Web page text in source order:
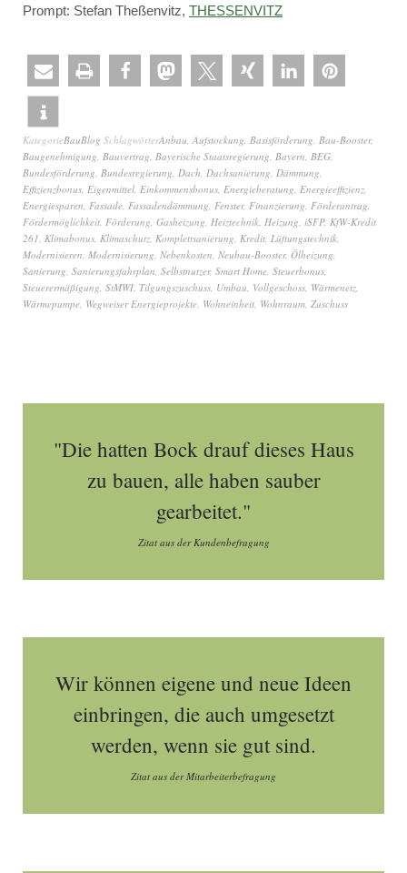
Prompt: Stefan Theßenvitz, THESSENVITZ
KategorieBauBlog SchlagwörterAnbau, Aufstockung, Basisförderung, Bau-Booster,
Baugenehmigung, Bauvertrag, Bayerische Staatsregierung, Bayern, BEG,
Bundesförderung, Bundesregierung, Dach, Dachsanierung, Dämmung,
Effizienzbonus, Eigenmittel, Einkommensbonus, Energieberatung, Energieeffizienz,
Energiesparen, Fassade, Fassadendämmung, Fenster, Finanzierung, Förderantrag,
Fördermöglichkeit, Förderung, Gasheizung, Heiztechnik, Heizung, iSFP, KfW-Kredit
261, Klimabonus, Klimaschutz, Komplettsanierung, Kredit, Lüftungstechnik,
Modernisieren, Modernisierung, Nebenkosten, Neubau-Booster, Ölheizung,
Sanierung, Sanierungsfahrplan, Selbstnutzer, Smart Home, Steuerbonus,
Steuerermäßigung, StMWI, Tilgungszuschuss, Umbau, Vollgeschoss, Wärmenetz,
Wärmepumpe, Wegweiser Energieprojekte, Wohneinheit, Wohnraum, Zuschuss
"Die hatten Bock drauf dieses Haus
zu bauen, alle haben sauber
gearbeitet."
Zitat aus der Kundenbefragung
Wir können eigene und neue Ideen
einbringen, die auch umgesetzt
werden, wenn sie gut sind.
Zitat aus der Mitarbeiterbefragung